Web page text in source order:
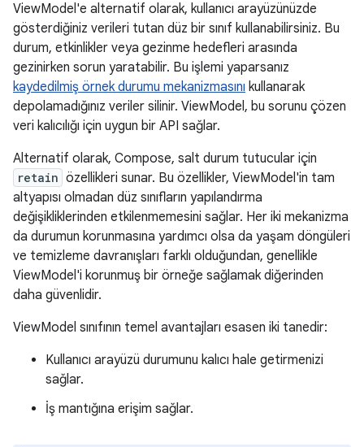
ViewModel'e alternatif olarak, kullanıcı arayüzünüzde
gösterdiğiniz verileri tutan düz bir sınıf kullanabilirsiniz. Bu
durum, etkinlikler veya gezinme hedefleri arasında
gezinirken sorun yaratabilir. Bu işlemi yaparsanız
kaydedilmiş örnek durumu mekanizmasını kullanarak
depolamadığınız veriler silinir. ViewModel, bu sorunu çözen
veri kalıcılığı için uygun bir API sağlar.
Alternatif olarak, Compose, salt durum tutucular için
retain özellikleri sunar. Bu özellikler, ViewModel'in tam
altyapısı olmadan düz sınıfların yapılandırma
değişikliklerinden etkilenmemesini sağlar. Her iki mekanizma
da durumun korunmasına yardımcı olsa da yaşam döngüleri
ve temizleme davranışları farklı olduğundan, genellikle
ViewModel'i korunmuş bir örneğe sağlamak diğerinden
daha güvenlidir.
ViewModel sınıfının temel avantajları esasen iki tanedir:
Kullanıcı arayüzü durumunu kalıcı hale getirmenizi
sağlar.
İş mantığına erişim sağlar.